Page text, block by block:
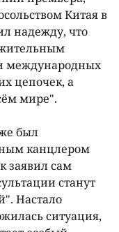
Китая в
надежду, что
международных
цепочек, а
мире".
был
канцлером
заявил сам
станут
Настало
ситуация,